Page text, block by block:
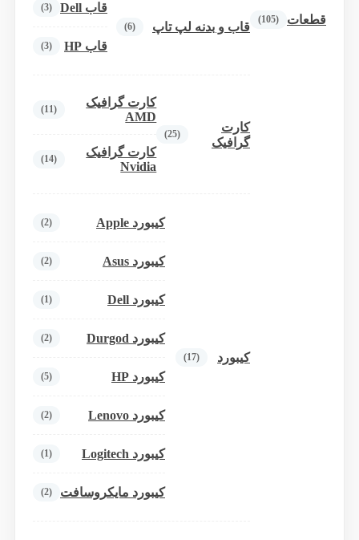
قطعات (105)
قاب و بدنه لپ تاپ (6)
قاب Dell (3)
قاب HP (3)
کارت
گرافیک
(25)
کارت گرافیک
AMD
(11)
کارت گرافیک
Nvidia
(14)
کیبورد (17)
کیبورد Apple (2)
کیبورد Asus (2)
کیبورد Dell (1)
کیبورد Durgod (2)
کیبورد HP (5)
کیبورد Lenovo (2)
کیبورد Logitech (1)
کیبورد مایکروسافت (2)